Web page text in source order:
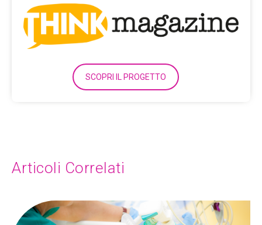
SCOPRI IL PROGETTO
Articoli Correlati